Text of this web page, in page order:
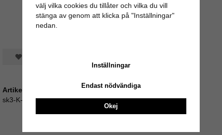
Spara som favorit
Artikelnummer:
sk3-K-90
välj vilka cookies du tillåter och vilka du vill
stänga av genom att klicka på "Inställningar"
nedan.
Inställningar
Endast nödvändiga
Okej